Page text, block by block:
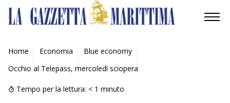
AMBIENTE
MOBILITÀ
INDUSTRIA
Home Economia
Blue economy
Occhio al Telepass, mercoledì sciopera
Tempo per la lettura: < 1 minuto